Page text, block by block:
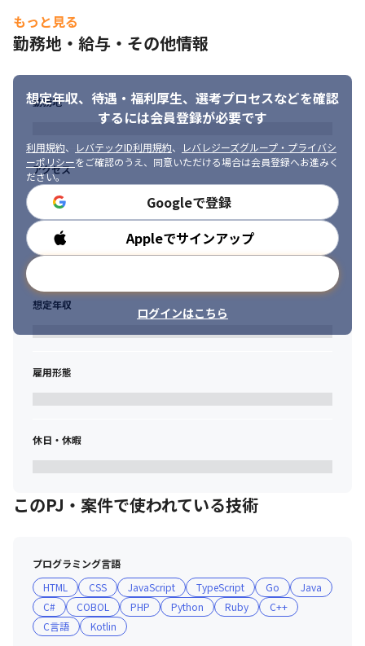
・プロジェクトを“動かす側”として、キャリアを進めたい
・安定した会社で、長く挑戦し続けられる環境を探している
・自身の成長が、チームや組織の成長にもつながる実感が欲しい
あなたの“やってみたい”を実現する舞台が、ここにあります。
まずはぜひ、カジュアルにお話しませんか？
ご応募・ご連絡を心よりお待ちしております。
もっと見る
勤務地・給与・その他情報
想定年収、待遇・福利厚生、 選考プロセスなどを確認
するには会員登録が必要です
利用規約、 レバテックID利用規約、
レバレジーズグループ・プライバシ
ーポリシーをご確認のうえ、同意いただける場合は会員登録へお進みく
ださい。
Googleで登録
Appleでサインアップ
ログインはこちら
勤務地
アクセス
勤務時間
想定年収
雇用形態
休日・休暇
このPJ・案件で使われている技術
プログラミング言語
HTML
CSS JavaScript TypeScript Go
Java
C#
COBOL PHP Python Ruby
C++
C言語
Kotlin